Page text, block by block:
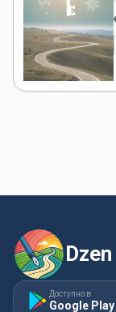
Dzen
Доступно в
Google Play